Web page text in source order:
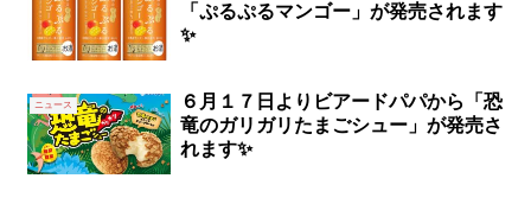
「ぷるぷるマンゴー」が発売されます
✨
ニュース
６月１７日よりビアードパパから「恐
竜のガリガリたまごシュー」が発売さ
れます✨